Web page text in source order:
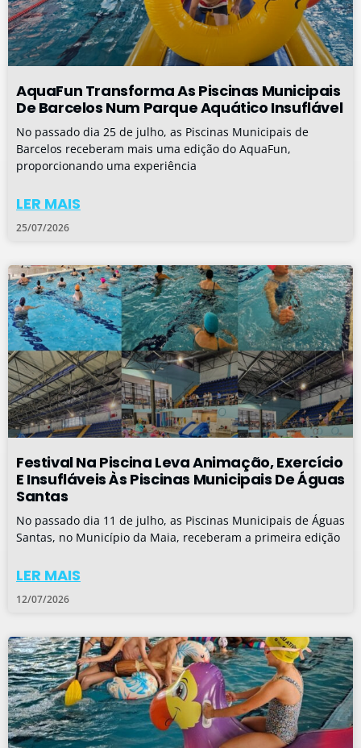
AquaFun Transforma As Piscinas Municipais
De Barcelos Num Parque Aquático Insuflável
No passado dia 25 de julho, as Piscinas Municipais de
Barcelos receberam mais uma edição do AquaFun,
proporcionando uma experiência
LER MAIS
25/07/2026
Festival Na Piscina Leva Animação, Exercício
E Insufláveis Às Piscinas Municipais De Águas
Santas
No passado dia 11 de julho, as Piscinas Municipais de Águas
Santas, no Município da Maia, receberam a primeira edição
LER MAIS
12/07/2026